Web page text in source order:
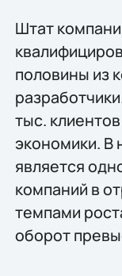
Штат
половины из
тыс.
экономики. В
является
компаний в
темпами
оборот